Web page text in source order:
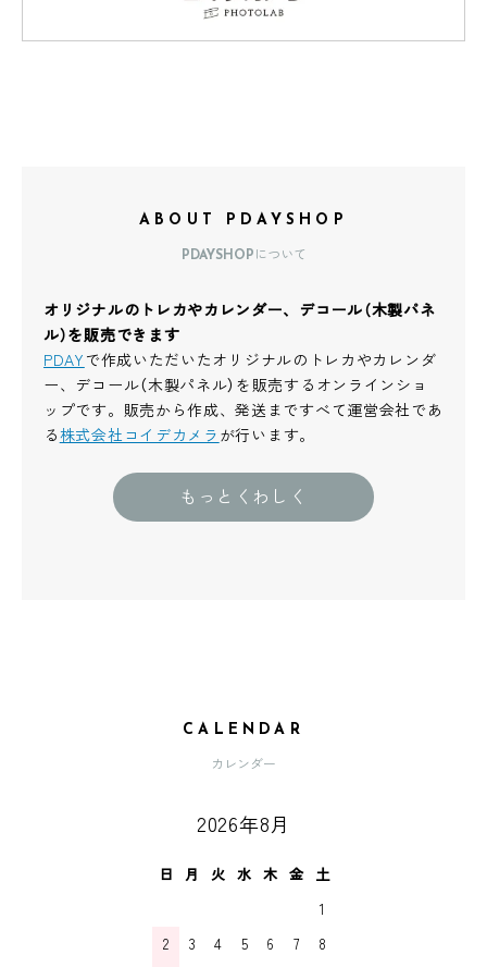
ABOUT PDAYSHOP
PDAYSHOPについて
オリジナルのトレカやカレンダー、デコール（木製パネ
ル）を販売できます
PDAY で作成いただいたオリジナルのトレカやカレンダ
ー、デコール（木製パネル）を販売するオンラインショ
ップです。販売から作成、発送まですべて運営会社であ
る株式会社コイデカメラ が行います。
もっとくわしく
CALENDAR
カレンダー
2026年8月
日 月 火 水 木 金 土
1
2
3 4 5 6 7
8